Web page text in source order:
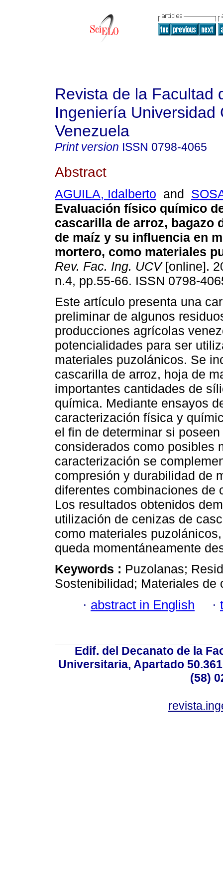
Revista de la Facultad
Ingeniería Universidad
Venezuela
Print version ISSN 0798-4065
Abstract
AGUILA, Idalberto and
Evaluación físico químico
cascarilla de arroz, bagazo
de maíz y su influencia en
mortero, como materiales
Rev. Fac. Ing. UCV[online].
n.4, pp.55-66. ISSN 0798-
Este artículo presenta una
preliminar de algunos
producciones agrícolas
potencialidades para ser
materiales puzolánicos. Se
cascarilla de arroz, hoja de
importantes cantidades de
química. Mediante ensayos
caracterización física y
el fin de determinar si
considerados como posibles
caracterización se
compresión y durabilidad de
diferentes combinaciones de
Los resultados obtenidos
utilización de cenizas de
como materiales
queda momentáneamente
Keywords : Puzolanas;
Sostenibilidad; Materiales de
· abstract in English ·
Edif. del Decanato de la
Universitaria, Apartado
(58)